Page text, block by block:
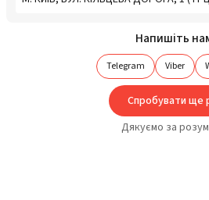
Напишіть
Telegram Viber
Спробувати ще
Дякуємо за